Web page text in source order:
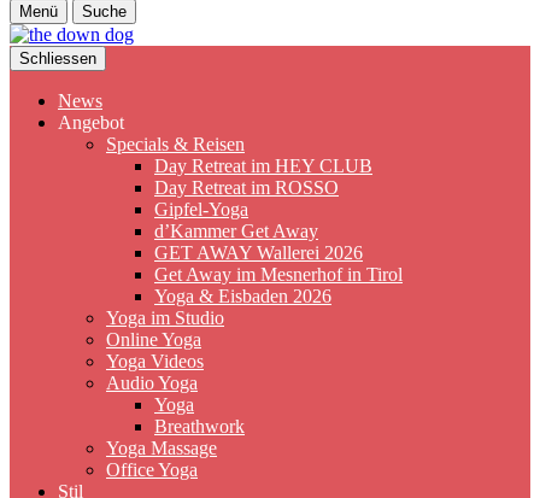
Menü Suche
Schliessen
News
Angebot
Specials & Reisen
Day Retreat im HEY CLUB
Day Retreat im ROSSO
Gipfel-Yoga
d’Kammer Get Away
GET AWAY Wallerei 2026
Get Away im Mesnerhof in Tirol
Yoga & Eisbaden 2026
Yoga im Studio
Online Yoga
Yoga Videos
Audio Yoga
Yoga
Breathwork
Yoga Massage
Office Yoga
Stil